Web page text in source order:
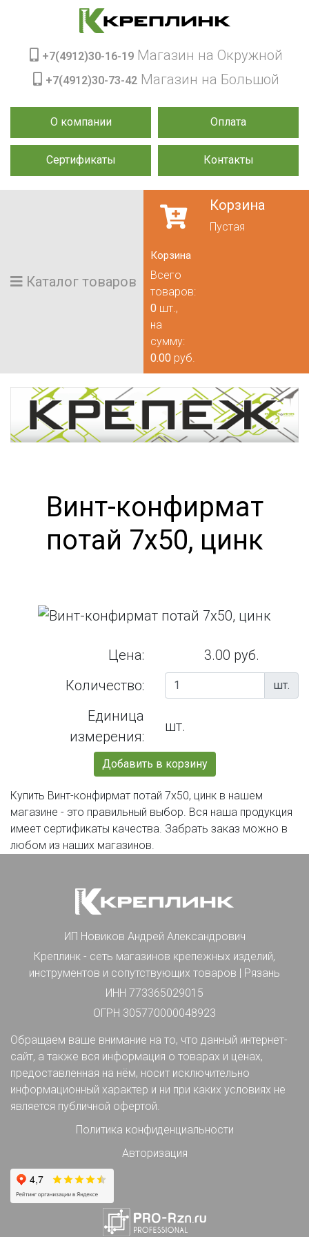
О компании Оплата
Сертификаты Контакты
+7(4912)30-16-19 Магазин на Окружной
+7(4912)30-73-42 Магазин на Большой
Каталог товаров
Корзина
Пустая
Корзина
Всего
товаров:
0 шт.,
на
сумму:
0.00 руб.
Винт-конфирмат
потай 7х50, цинк
Цена:
3.00 руб.
Количество:
шт.
Единица
измерения:
шт.
Добавить в корзину
Купить Винт-конфирмат потай 7х50, цинк в нашем
магазине - это правильный выбор. Вся наша продукция
имеет сертификаты качества. Забрать заказ можно в
любом из наших магазинов.
ИП Новиков Андрей Александрович
Креплинк - сеть магазинов крепежных изделий,
инструментов и сопутствующих товаров | Рязань
ИНН 773365029015
ОГРН 305770000048923
Обращаем ваше внимание на то, что данный интернет-
сайт, а также вся информация о товарах и ценах,
предоставленная на нём, носит исключительно
информационный характер и ни при каких условиях не
является публичной офертой.
Политика конфиденциальности
Авторизация